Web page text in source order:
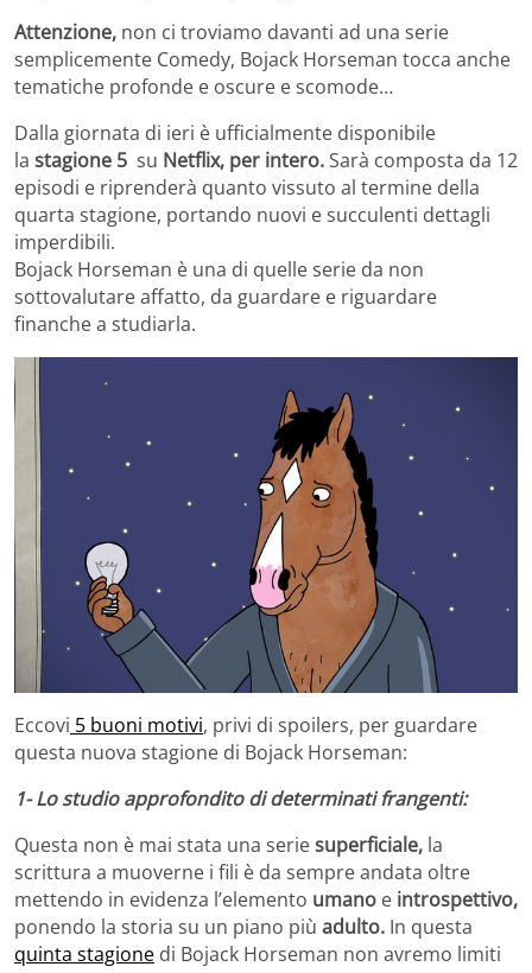
Attenzione, non ci troviamo davanti ad una serie
semplicemente Comedy, Bojack Horseman tocca anche
tematiche profonde e oscure e scomode…
Dalla giornata di ieri è ufficialmente disponibile
la stagione 5 su Netflix, per intero.Sarà composta da 12
episodi e riprenderà quanto vissuto al termine della
quarta stagione, portando nuovi e succulenti dettagli
imperdibili.
Bojack Horseman è una di quelle serie da non
sottovalutare affatto, da guardare e riguardare
finanche a studiarla.
Eccovi 5 buoni motivi, privi di spoilers, per guardare
questa nuova stagione di Bojack Horseman:
1- Lo studio approfondito di determinati frangenti:
Questa non è mai stata una seriesuperficiale, la
scrittura a muoverne i fili è da sempre andata oltre
mettendo in evidenza l’elemento umano e introspettivo,
ponendo la storia su un piano più adulto. In questa
quinta stagione di Bojack Horseman non avremo limiti